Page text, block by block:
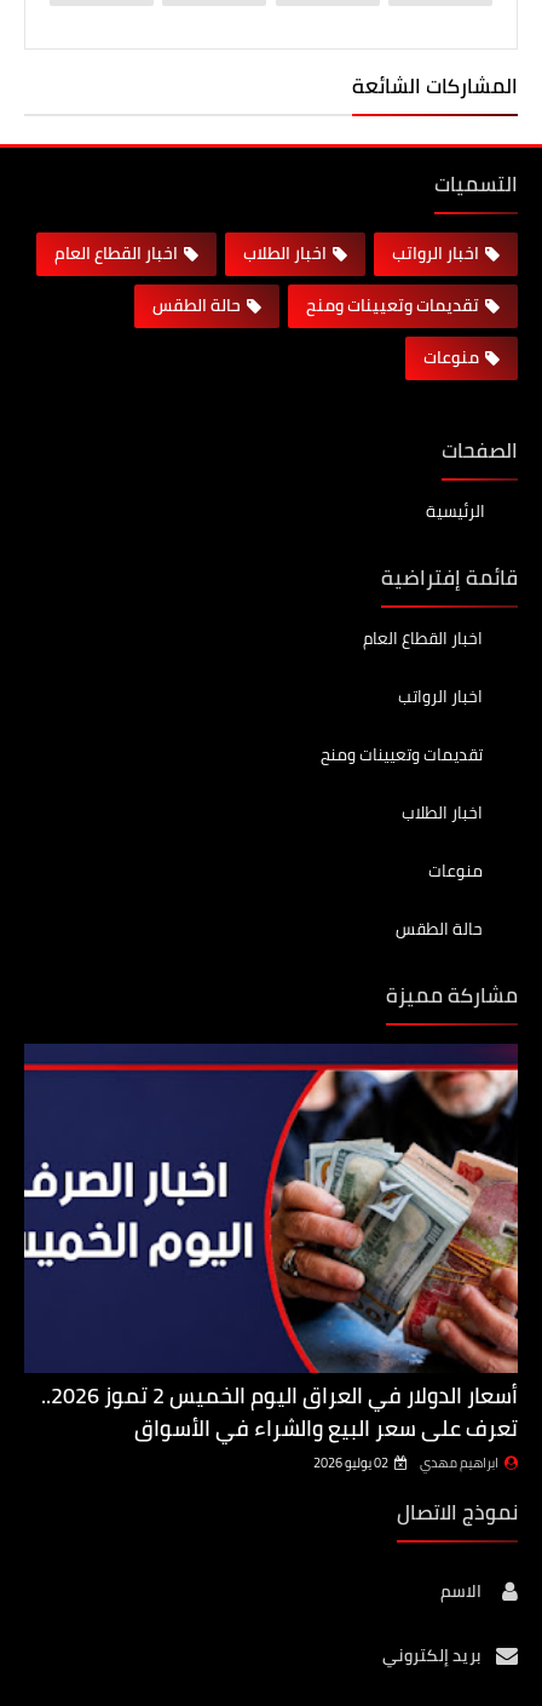
المشاركات الشائعة
التسميات
اخبار الرواتب اخبار الطلاب
اخبار القطاع العام
تقديمات وتعيينات ومنح
حالة الطقس
منوعات
الصفحات
الرئيسية
قائمة إفتراضية
اخبار القطاع العام
اخبار الرواتب
تقديمات وتعيينات ومنح
اخبار الطلاب
منوعات
حالة الطقس
مشاركة مميزة
أسعار الدولار في العراق اليوم الخميس 2 تموز 2026..
تعرف على سعر البيع والشراء في الأسواق
ابراهيم مهدي 02 يوليو 2026
نموذج الاتصال
الاسم
بريد إلكتروني